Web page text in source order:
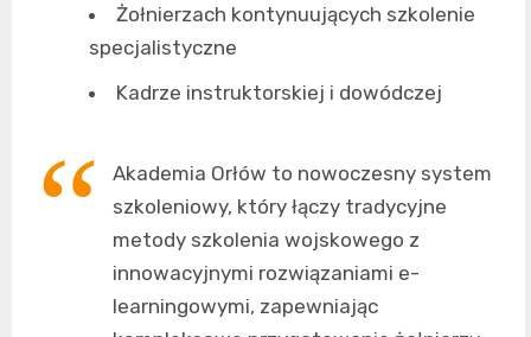
Żołnierzach kontynuujących szkolenie
specjalistyczne
Kadrze instruktorskiej i dowódczej
Akademia Orłów to nowoczesny system
szkoleniowy, który łączy tradycyjne
metody szkolenia wojskowego z
innowacyjnymi rozwiązaniami e-
learningowymi, zapewniając